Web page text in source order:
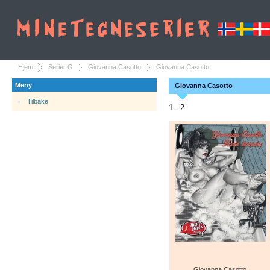
Hjem Serier G Giovanna Casotto Giovanna Casotto
Meny
Tilbake
Giovanna Casotto
1 - 2